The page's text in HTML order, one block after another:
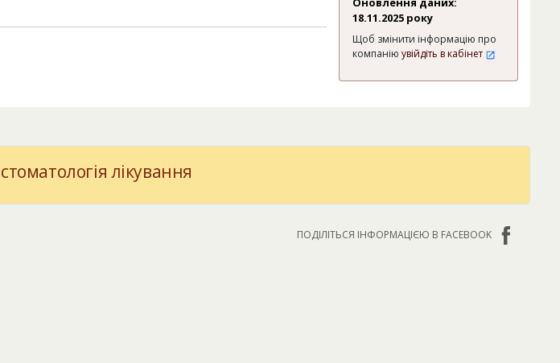
18.11.2025 року
Щоб змінити інформацію про
компанію увійдіть в кабінет
стоматологія лікування
ПОДІЛІТЬСЯ ІНФОРМАЦІЄЮ В FACEBOOK